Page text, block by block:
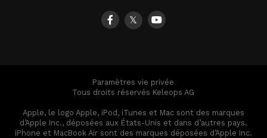
𝕏
Paramètres vie privée
Tous droits réservés Keleops AG
Apple, le logo Apple, iPod, iTunes et Mac sont des marques
d’Apple Inc., déposées aux États-Unis et dans d’autres pays.
iPhone et MacBook Air sont des marques déposées d’Apple Inc.